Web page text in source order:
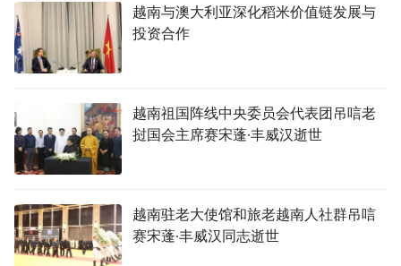
越南与澳大利亚深化稻米价值链发展与
投资合作
越南祖国阵线中央委员会代表团吊唁老
挝国会主席赛宋蓬·丰威汉逝世
越南驻老大使馆和旅老越南人社群吊唁
赛宋蓬·丰威汉同志逝世